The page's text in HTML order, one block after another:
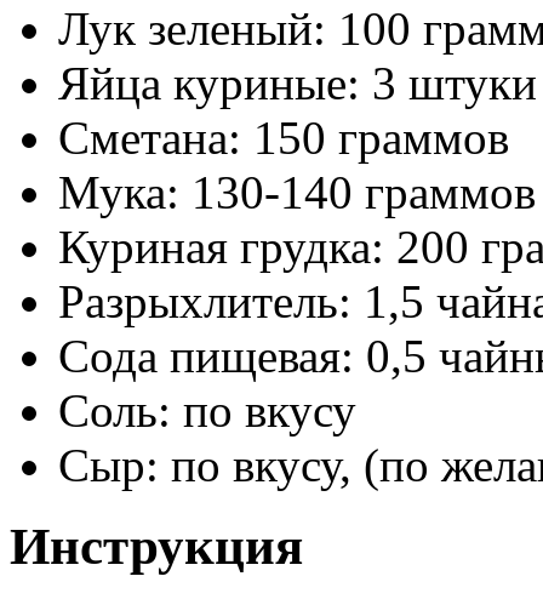
Лук зеленый: 100
Яйца куриные: 3 штуки
Сметана: 150 граммов
Мука: 130-140 граммов
Куриная грудка: 200
Разрыхлитель: 1,5
Сода пищевая: 0,5
Соль: по вкусу
Сыр: по вкусу, (по
Инструкция